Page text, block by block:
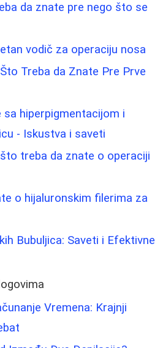
da znate pre nego što se
vodič za operaciju nosa
Treba da Znate Pre Prve
hiperpigmentacijom i
- Iskustva i saveti
treba da znate o operaciji
o hijaluronskim filerima za
Bubuljica: Saveti i Efektivne
Vremena: Krajnji